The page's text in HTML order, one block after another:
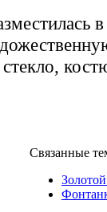
стекло,
Связанные